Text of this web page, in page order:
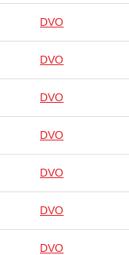
DVO
DVO
DVO
DVO
DVO
DVO
DVO